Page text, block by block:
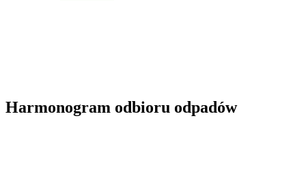
Harmonogram odbioru odpadów